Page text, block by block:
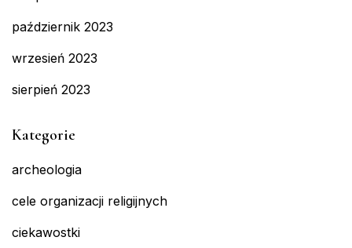
październik 2023
wrzesień 2023
sierpień 2023
Kategorie
archeologia
cele organizacji religijnych
ciekawostki